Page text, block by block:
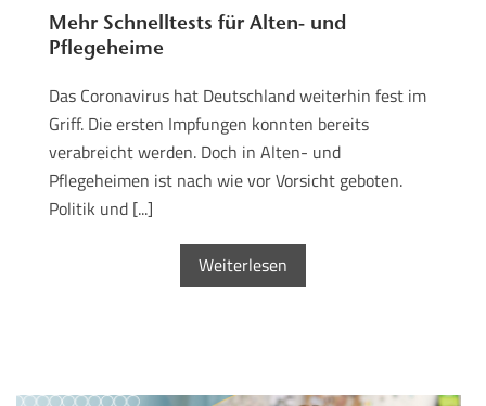
Mehr Schnelltests für Alten- und
Pflegeheime
Das Coronavirus hat Deutschland weiterhin fest im
Griff. Die ersten Impfungen konnten bereits
verabreicht werden. Doch in Alten- und
Pflegeheimen ist nach wie vor Vorsicht geboten.
Politik und [...]
Weiterlesen